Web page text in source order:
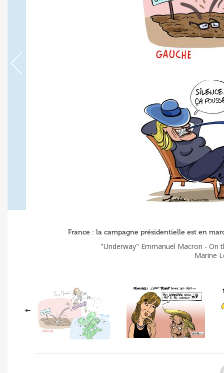
France : la campagne présidentielle est en
"Underway" Emmanuel Macron - On
Marine